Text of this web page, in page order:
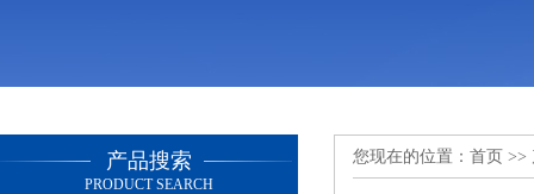
产品搜索
PRODUCT SEARCH
您现在的位置： 首页 >>